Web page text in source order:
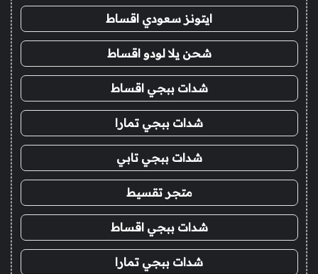
ايتونز سعودي اقساط
شحن يلا لودو اقساط
شدات ببجي اقساط
شدات ببجي تمارا
شدات ببجي تابي
متجر تقسيط
شدات ببجي اقساط
شدات ببجي تمارا